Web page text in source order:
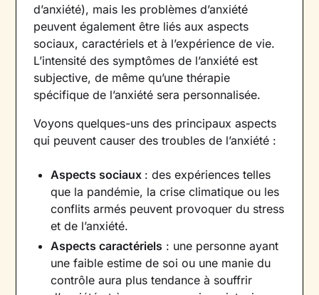
d’anxiété), mais les problèmes d’anxiété
peuvent également être liés aux aspects
sociaux, caractériels et à l’expérience de vie.
L’intensité des symptômes de l’anxiété est
subjective, de même qu’une thérapie
spécifique de l’anxiété sera personnalisée.
Voyons quelques-uns des principaux aspects
qui peuvent causer des troubles de l’anxiété :
Aspects sociaux : des expériences telles
que la pandémie, la crise climatique ou les
conflits armés peuvent provoquer du stress
et de l’anxiété.
Aspects caractériels : une personne ayant
une faible estime de soi ou une manie du
contrôle aura plus tendance à souffrir